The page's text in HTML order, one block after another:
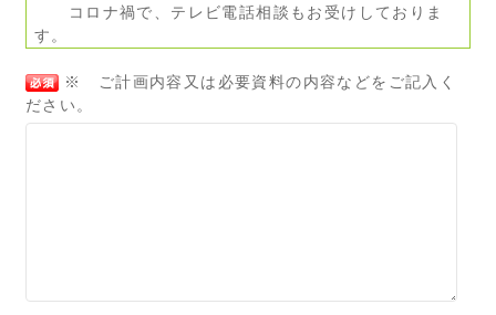
コロナ禍で、テレビ電話相談もお受けしておりま
す。
※ ご計画内容又は必要資料の内容などをご記入く
ださい。